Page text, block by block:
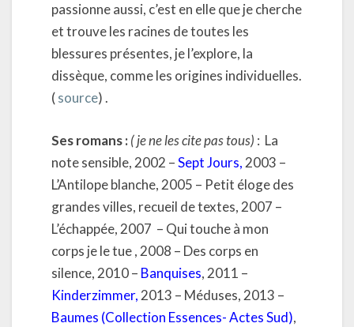
passionne aussi, c’est en elle que je cherche
et trouve les racines de toutes les
blessures présentes, je l’explore, la
dissèque, comme les origines individuelles.
(source) .
Ses romans :( je ne les cite pas tous) : La
note sensible, 2002 –Sept Jours, 2003 –
L’Antilope blanche, 2005 – Petit éloge des
grandes villes, recueil de textes, 2007 –
L’échappée, 2007 – Qui touche à mon
corps je le tue , 2008 – Des corps en
silence, 2010 – Banquises, 2011 –
Kinderzimmer, 2013 – Méduses, 2013 –
Baumes (Collection Essences- Actes Sud),